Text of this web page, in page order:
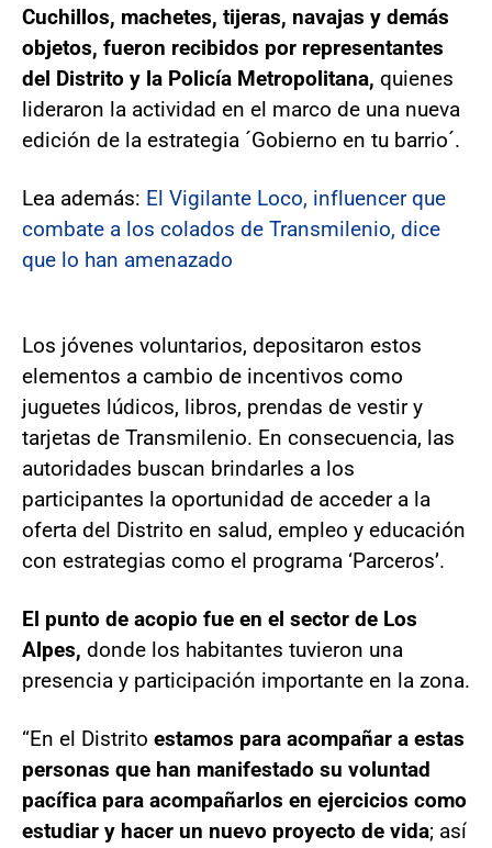
Cuchillos, machetes, tijeras, navajas y demás
objetos, fueron recibidos por representantes
del Distrito y la Policía Metropolitana, quienes
lideraron la actividad en el marco de una nueva
edición de la estrategia ´Gobierno en tu barrio´.
Lea además: El Vigilante Loco, influencer que
combate a los colados de Transmilenio, dice
que lo han amenazado
Los jóvenes voluntarios, depositaron estos
elementos a cambio de incentivos como
juguetes lúdicos, libros, prendas de vestir y
tarjetas de Transmilenio. En consecuencia, las
autoridades buscan brindarles a los
participantes la oportunidad de acceder a la
oferta del Distrito en salud, empleo y educación
con estrategias como el programa ‘Parceros’.
El punto de acopio fue en el sector de Los
Alpes, donde los habitantes tuvieron una
presencia y participación importante en la zona.
“En el Distrito estamos para acompañar a estas
personas que han manifestado su voluntad
pacífica para acompañarlos en ejercicios como
estudiar y hacer un nuevo proyecto de vida; así